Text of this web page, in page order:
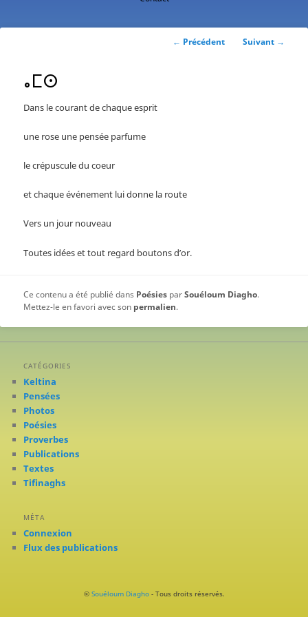
Navigation
← Précédent Suivant →
ⴰⵎⵙ
Dans le courant de chaque esprit
une rose une pensée parfume
le crépuscule du coeur
et chaque événement lui donne la route
Vers un jour nouveau
Toutes idées et tout regard boutons d’or.
Ce contenu a été publié dans Poésies parSouéloum Diagho.
Mettez-le en favori avec son permalien.
CATÉGORIES
Keltina
Pensées
Photos
Poésies
Proverbes
Publications
Textes
Tifinaghs
MÉTA
Connexion
Flux des publications
© Souéloum Diagho- Tous droits réservés.